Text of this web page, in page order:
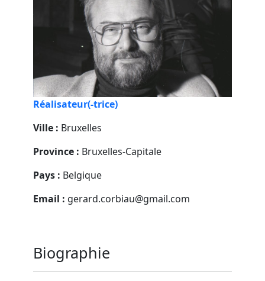
Réalisateur(-trice)
Ville : Bruxelles
Province : Bruxelles-Capitale
Pays : Belgique
Email : gerard.corbiau@gmail.com
Biographie